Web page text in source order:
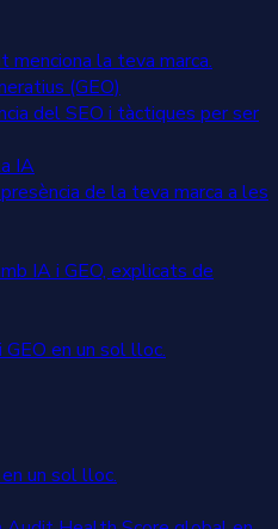
la teva marca.
(GEO)
del SEO i tàctiques per ser
IA
de la teva marca a les
IA i GEO, explicats de
en un sol lloc.
un sol lloc.